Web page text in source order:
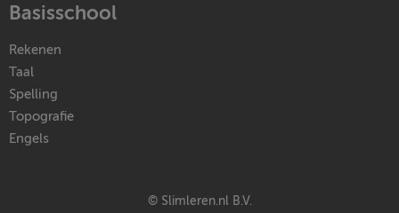
Basisschool
Rekenen
Taal
Spelling
Topografie
Engels
© Slimleren.nl B.V.